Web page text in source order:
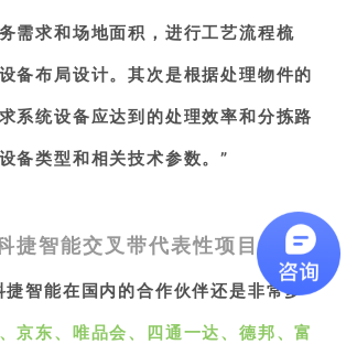
需求和场地面积，进行工艺流程梳
备布局设计。其次是根据处理物件的
系统设备应达到的处理效率和分拣路
备类型和相关技术参数。”
捷智能交叉带代表性项目
捷智能在国内的合作伙伴还是非常多
京东、唯品会、四通一达、德邦、富